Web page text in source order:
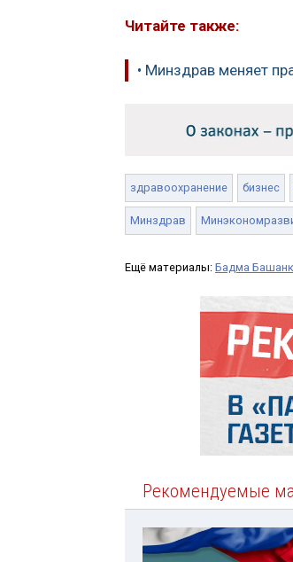
Читайте также:
• Минздрав меняет
здравоохранение бизнес
Минздрав
Ещё материалы: Бадма
Рекомендуемые